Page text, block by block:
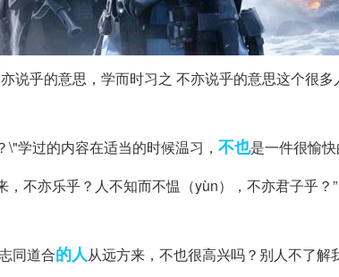
说乎的意思，学而时习之 不亦说乎的意思这个很
学过的内容在适当的时候温习， 不也是一件很愉快
，不亦乐乎？人不知而不愠（yùn），不亦君子乎
同道合的人从远方来，不也很高兴吗？别人不了解